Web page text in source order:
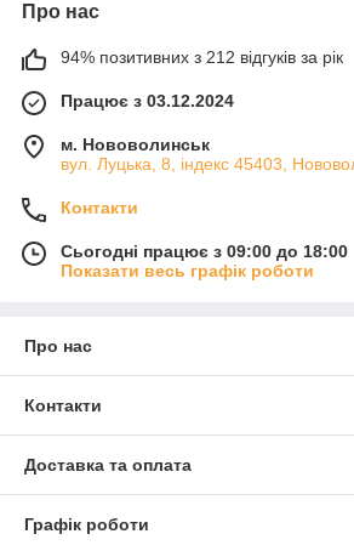
Про нас
94% позитивних з 212 відгуків за рік
Працює з 03.12.2024
м. Нововолинськ
вул. Луцька, 8, індекс 45403,
Контакти
Сьогодні працює з 09:00 до 18:00
Показати весь графік роботи
Про нас
Контакти
Доставка та оплата
Графік роботи